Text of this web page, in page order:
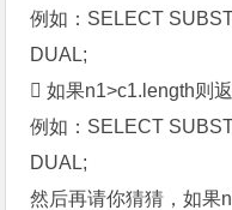
例如：SELECT
DUAL;
 如果n1>c1.length则
例如：SELECT
DUAL;
然后再请你猜猜，如果